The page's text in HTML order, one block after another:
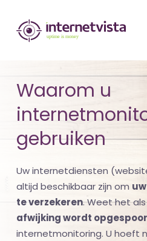
internetvista
monitoring
bewaking
van
websites
en
internetdiensten
-
Uptime
is
money
Waarom u
gebruiken
Uw internetdiensten
altijd beschikbaar zijn om
te verzekeren. Weet het
afwijking wordt
internetmonitoring. U hoeft